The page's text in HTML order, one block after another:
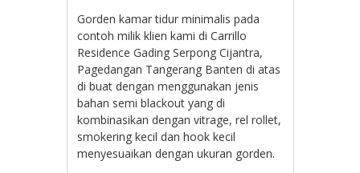
Gorden kamar tidur minimalis pada
contoh milik klien kami di Carrillo
Residence Gading Serpong Cijantra,
Pagedangan Tangerang Banten di atas
di buat dengan menggunakan jenis
bahan semi blackout yang di
kombinasikan dengan vitrage, rel rollet,
smokering kecil dan hook kecil
menyesuaikan dengan ukuran gorden.